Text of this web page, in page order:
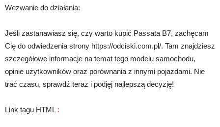
Wezwanie do działania:
Jeśli zastanawiasz się, czy warto kupić Passata B7, zachęcam
Cię do odwiedzenia strony https://odciski.com.pl/. Tam znajdziesz
szczegółowe informacje na temat tego modelu samochodu,
opinie użytkowników oraz porównania z innymi pojazdami. Nie
trać czasu, sprawdź teraz i podjęj najlepszą decyzję!
Link tagu HTML :